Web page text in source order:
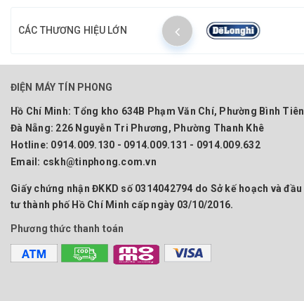
CÁC THƯƠNG HIỆU LỚN
ĐIỆN MÁY TÍN PHONG
Hồ Chí Minh: Tổng kho 634B Phạm Văn Chí, Phường Bình Tiên
Đà Nẵng: 226 Nguyễn Tri Phương, Phường Thanh Khê
Hotline: 0914.009.130 - 0914.009.131 - 0914.009.632
Email: cskh@tinphong.com.vn
Giấy chứng nhận ĐKKD số 0314042794 do Sở kế hoạch và đầu
tư thành phố Hồ Chí Minh cấp ngày 03/10/2016.
Phương thức thanh toán